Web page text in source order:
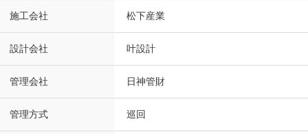
施工会社 松下産業
設計会社 叶設計
管理会社 日神管財
管理方式 巡回